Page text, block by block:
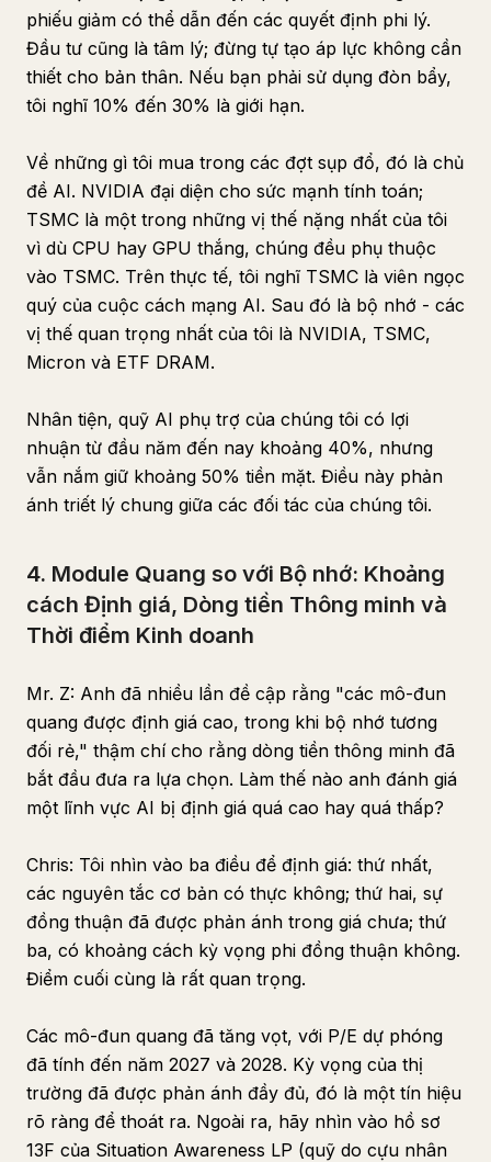
phiếu giảm có thể dẫn đến các quyết định phi lý.
Đầu tư cũng là tâm lý; đừng tự tạo áp lực không cần
thiết cho bản thân. Nếu bạn phải sử dụng đòn bẩy,
tôi nghĩ 10% đến 30% là giới hạn.
Về những gì tôi mua trong các đợt sụp đổ, đó là chủ
đề AI. NVIDIA đại diện cho sức mạnh tính toán;
TSMC là một trong những vị thế nặng nhất của tôi
vì dù CPU hay GPU thắng, chúng đều phụ thuộc
vào TSMC. Trên thực tế, tôi nghĩ TSMC là viên ngọc
quý của cuộc cách mạng AI. Sau đó là bộ nhớ - các
vị thế quan trọng nhất của tôi là NVIDIA, TSMC,
Micron và ETF DRAM.
Nhân tiện, quỹ AI phụ trợ của chúng tôi có lợi
nhuận từ đầu năm đến nay khoảng 40%, nhưng
vẫn nắm giữ khoảng 50% tiền mặt. Điều này phản
ánh triết lý chung giữa các đối tác của chúng tôi.
4. Module Quang so với Bộ nhớ: Khoảng
cách Định giá, Dòng tiền Thông minh và
Thời điểm Kinh doanh
Mr. Z: Anh đã nhiều lần đề cập rằng "các mô-đun
quang được định giá cao, trong khi bộ nhớ tương
đối rẻ," thậm chí cho rằng dòng tiền thông minh đã
bắt đầu đưa ra lựa chọn. Làm thế nào anh đánh giá
một lĩnh vực AI bị định giá quá cao hay quá thấp?
Chris: Tôi nhìn vào ba điều để định giá: thứ nhất,
các nguyên tắc cơ bản có thực không; thứ hai, sự
đồng thuận đã được phản ánh trong giá chưa; thứ
ba, có khoảng cách kỳ vọng phi đồng thuận không.
Điểm cuối cùng là rất quan trọng.
Các mô-đun quang đã tăng vọt, với P/E dự phóng
đã tính đến năm 2027 và 2028. Kỳ vọng của thị
trường đã được phản ánh đầy đủ, đó là một tín hiệu
rõ ràng để thoát ra. Ngoài ra, hãy nhìn vào hồ sơ
13F của Situation Awareness LP (quỹ do cựu nhân